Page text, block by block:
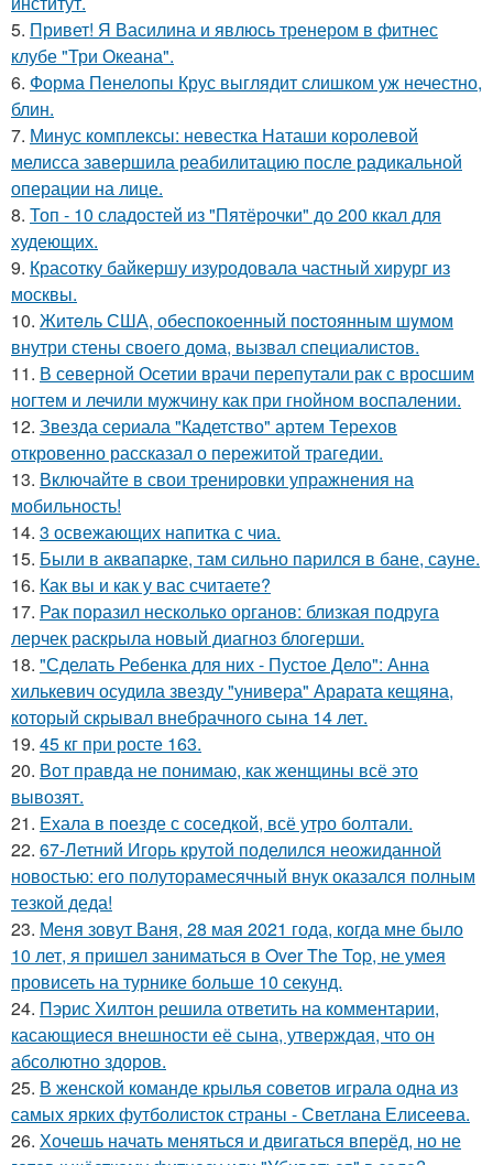
5. Привет! Я Василина и явлюсь тренером в фитнес
клубе "Три Океана".
6. Форма Пенелопы Крус выглядит слишком уж нечестно,
блин.
7. Минус комплексы: невестка Наташи королевой
мелисса завершила реабилитацию после радикальной
операции на лице.
8. Топ - 10 сладостей из "Пятёрочки" до 200 ккал для
худеющих.
9. Красотку байкершу изуродовала частный хирург из
москвы.
10. Житeль США, обеспoкоенный пocтоянным шyмом
внутри стены своего дома, вызвал специалистов.
11. В северной Осетии врачи перепутали рак с вросшим
ногтем и лечили мужчину как при гнойном воспалении.
12. Звезда сериала "Кадетство" артем Терехов
откровенно рассказал о пережитой трагедии.
13. Включайте в свои тренировки упражнения на
мобильность!
14. 3 освежающих напитка с чиа.
15. Были в аквапарке, там сильно парился в бане, сауне.
16. Как вы и как у вас считаете?
17. Рак поразил несколько органов: близкая подруга
лерчек раскрыла новый диагноз блогерши.
18. "Сделать Ребенка для них - Пустое Дело": Анна
хилькевич осудила звезду "универа" Арарата кещяна,
который скрывал внебрачного сына 14 лет.
19. 45 кг при росте 163.
20. Вот правда не понимаю, как женщины всё это
вывозят.
21. Ехала в поезде с соседкой, всё утро болтали.
22. 67-Летний Игорь крутой поделился неожиданной
новостью: его полуторамесячный внук оказался полным
тезкой деда!
23. Меня зовут Ваня, 28 мая 2021 года, когда мне было
10 лет, я пришел заниматься в Over The Top, не умея
провисеть на турнике больше 10 секунд.
24. Пэрис Хилтон решила ответить на комментарии,
касающиеся внешности её сына, утверждая, что он
абсолютно здоров.
25. В женской команде крылья советов играла одна из
самых ярких футболисток страны - Светлана Елисеева.
26. Хочешь начать меняться и двигаться вперёд, но не